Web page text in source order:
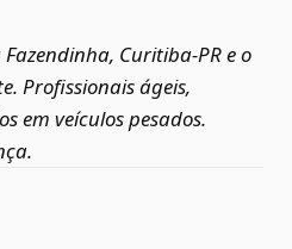
Curitiba‑PR e o
Profissionais ágeis,
em veículos pesados.